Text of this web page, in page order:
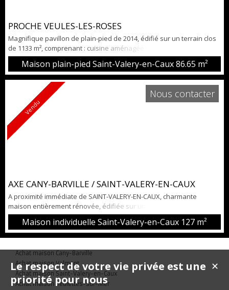
PROCHE VEULES-LES-ROSES
Magnifique pavillon de plain-pied de 2014, édifié sur un terrain clos
de 1133 m², comprenant : cuisine aménagée et équipée sur séjour /
salon avec poêle à granulés, 3 chambres et salle de douche avec
WC. Garage. Normes PMR. Situé à 4 km de VEULES-LES-ROSES et 5
km de SAINT-VALERY-EN-CAUX. Environnement calme et agréable.
Une visite s'impose !!!
Maison plain-pied Saint-Valery-en-Caux86.65 m²
Vendu
AXE CANY-BARVILLE / SAINT-VALERY-EN-CAUX
A proximité immédiate de SAINT-VALERY-EN-CAUX, charmante
maison entièrement rénovée, édifiée sur une parcelle de terrain
arboré de 2959 m² comprenant véranda, cuisine aménagée et
équipée ouverte sur le séjour / salon avec cheminée insert, salle
de bains, WC indépendant et buanderie. A l'étage, vous trouverez
supplémentaire de...
Maison individuelle Saint-Valery-en-Caux 127 m²
Nous contacter
Achat maison Cany-Barville
Achat maison Valmont
Achat maison Saint-Valery-en-Caux
Achat maison Veulettes-sur-Mer
✕
Le respect de votre vie privée est une
priorité pour nous